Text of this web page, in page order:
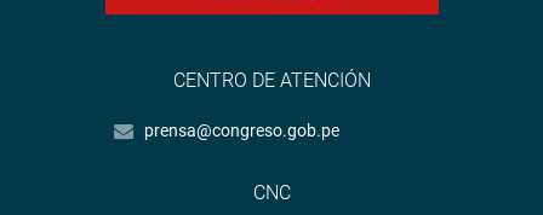
CENTRO DE ATENCIÓN
prensa@congreso.gob.pe
CNC